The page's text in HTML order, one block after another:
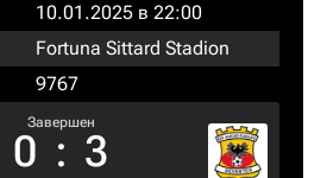
10.01.2025 в 22:00
Fortuna Sittard Stadion
9767
Завершен
0 : 3